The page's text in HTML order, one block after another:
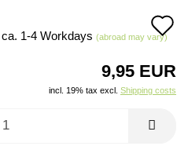
ca. 1-4 Workdays (abroad may vary)
9,95 EUR
incl. 19% tax excl. Shipping costs